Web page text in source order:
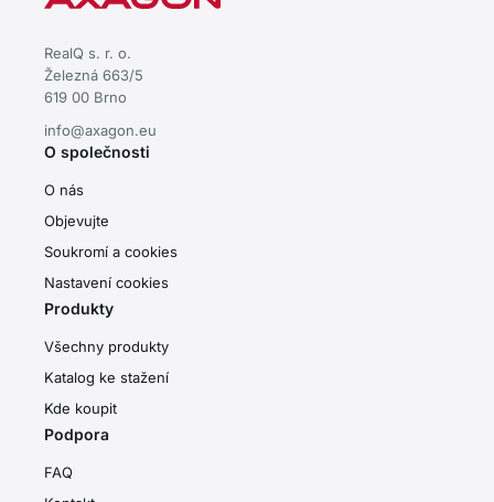
RealQ s. r. o.
Železná 663/5
619 00 Brno
info@axagon.eu
O společnosti
O nás
Objevujte
Soukromí a cookies
Nastavení cookies
Produkty
Všechny produkty
Katalog ke stažení
Kde koupit
Podpora
FAQ